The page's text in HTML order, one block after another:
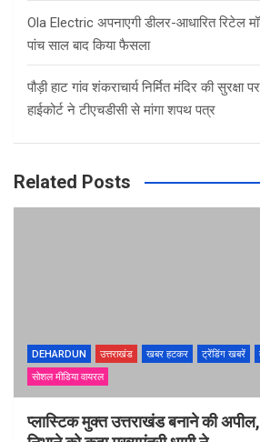
Ola Electric अपनाएगी डीलर-आधारित रिटेल
पांच साल बाद किया फैसला
पौड़ी हाट गांव शंकराचार्य निर्मित मंदिर की सुरक्षा
हाईकोर्ट ने टीएचडीसी से मांगा शपथ पत्र
Related Posts
DEHARDUN उत्तराखंड खबर हटकर ट्रेंडिंग खबरें
सोशल मीडिया वायरल
प्लास्टिक मुक्त उत्तराखंड बनाने की अपील,